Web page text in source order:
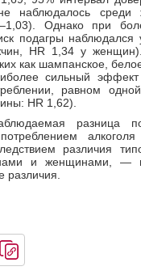
не наблюдалось
Однако при
подагры
HR 1,34 у
как шампанское,
сильный
равном
HR 1,62).
разница
различия
и женщинами, —
различия.